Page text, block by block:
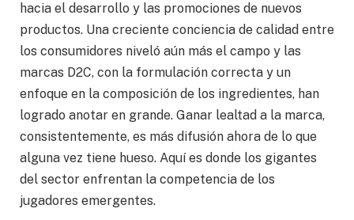
hacia el desarrollo y las promociones de nuevos
productos. Una creciente conciencia de calidad entre
los consumidores niveló aún más el campo y las
marcas D2C, con la formulación correcta y un
enfoque en la composición de los ingredientes, han
logrado anotar en grande. Ganar lealtad a la marca,
consistentemente, es más difusión ahora de lo que
alguna vez tiene hueso. Aquí es donde los gigantes
del sector enfrentan la competencia de los
jugadores emergentes.